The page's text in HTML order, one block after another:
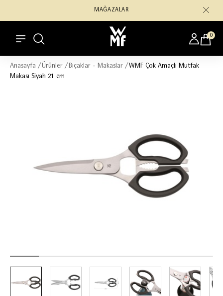
MAĞAZALAR
0
Anasayfa / Ürünler / Bıçaklar - Makaslar / WMF Çok Amaçlı Mutfak
Makası Siyah 21 cm